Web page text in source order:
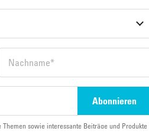
sowie interessante Beiträge und Produkte